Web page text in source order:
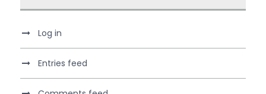
Log in
Entries feed